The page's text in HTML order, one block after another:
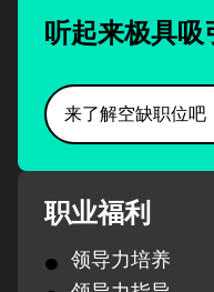
听起来极具吸
来了解空缺职位吧
职业福利
领导力培养